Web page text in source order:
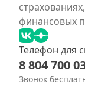
финансовых
Телефон для
8 804 700
Звонок